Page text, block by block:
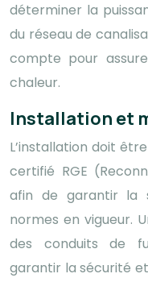
déterminer la
du réseau de
compte pour
chaleur.
Installation et
L’installation doit
certifié RGE
afin de garantir la
normes en vigueur.
des conduits de
garantir la sécurité